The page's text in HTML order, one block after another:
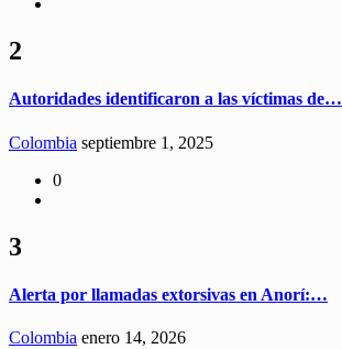
2
Autoridades identificaron a las víctimas de…
Colombia septiembre 1, 2025
0
3
Alerta por llamadas extorsivas en Anorí:…
Colombia enero 14, 2026